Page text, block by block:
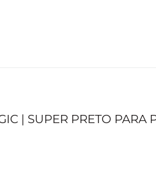
| SUPER PRETO PARA